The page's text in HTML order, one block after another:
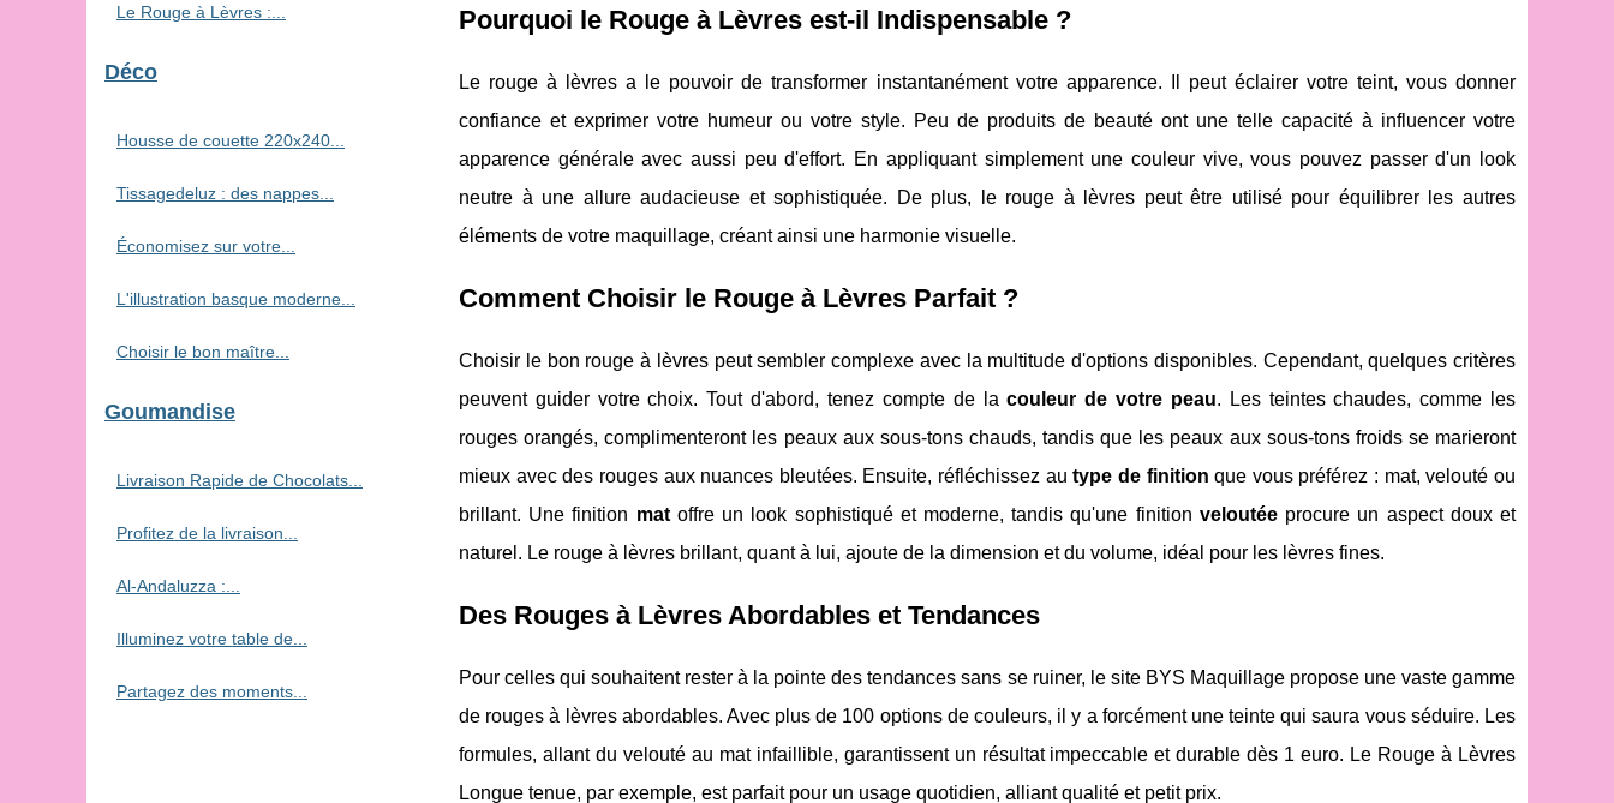
Pourquoi le Rouge à Lèvres est-il Indispensable ?
Le rouge à lèvres a le pouvoir de transformer instantanément votre apparence. Il peut éclairer votre teint, vous donner
confiance et exprimer votre humeur ou votre style. Peu de produits de beauté ont une telle capacité à influencer votre
apparence générale avec aussi peu d'effort. En appliquant simplement une couleur vive, vous pouvez passer d'un look
neutre à une allure audacieuse et sophistiquée. De plus, le rouge à lèvres peut être utilisé pour équilibrer les autres
éléments de votre maquillage, créant ainsi une harmonie visuelle.
Comment Choisir le Rouge à Lèvres Parfait ?
Choisir le bon rouge à lèvres peut sembler complexe avec la multitude d'options disponibles. Cependant, quelques critères
peuvent guider votre choix. Tout d'abord, tenez compte de lacouleur de votre peau. Les teintes chaudes, comme les
rouges orangés, complimenteront les peaux aux sous-tons chauds, tandis que les peaux aux sous-tons froids se marieront
mieux avec des rouges aux nuances bleutées. Ensuite, réfléchissez autype de finition que vous préférez : mat, velouté ou
brillant. Une finition matoffre un look sophistiqué et moderne, tandis qu'une finition veloutéeprocure un aspect doux et
naturel. Le rouge à lèvres brillant, quant à lui, ajoute de la dimension et du volume, idéal pour les lèvres fines.
Des Rouges à Lèvres Abordables et Tendances
Pour celles qui souhaitent rester à la pointe des tendances sans se ruiner, le site BYS Maquillage propose une vaste gamme
de rouges à lèvres abordables. Avec plus de 100 options de couleurs, il y a forcément une teinte qui saura vous séduire. Les
formules, allant du velouté au mat infaillible, garantissent un résultat impeccable et durable dès 1 euro. Le Rouge à Lèvres
Longue tenue, par exemple, est parfait pour un usage quotidien, alliant qualité et petit prix.
Le Rouge à Lèvres :...
Déco
Housse de couette 220x240...
Tissagedeluz : des nappes...
Économisez sur votre...
L'illustration basque moderne...
Choisir le bon maître...
Goumandise
Livraison Rapide de Chocolats...
Profitez de la livraison...
Al-Andaluzza :...
Illuminez votre table de...
Partagez des moments...